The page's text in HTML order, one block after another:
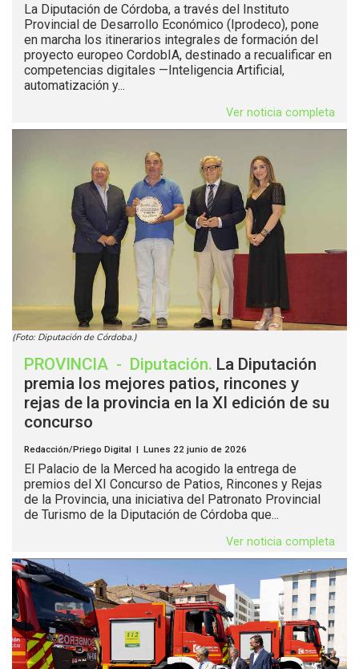
La Diputación de Córdoba, a través del Instituto
Provincial de Desarrollo Económico (Iprodeco), pone
en marcha los itinerarios integrales de formación del
proyecto europeo CordobIA, destinado a recualificar en
competencias digitales —Inteligencia Artificial,
automatización y...
Ver noticia completa
(Foto: Diputación de Córdoba.)
PROVINCIA - Diputación. La Diputación
premia los mejores patios, rincones y
rejas de la provincia en la XI edición de su
concurso
Redacción/Priego Digital | Lunes 22 junio de 2026
El Palacio de la Merced ha acogido la entrega de
premios del XI Concurso de Patios, Rincones y Rejas
de la Provincia, una iniciativa del Patronato Provincial
de Turismo de la Diputación de Córdoba que...
Ver noticia completa